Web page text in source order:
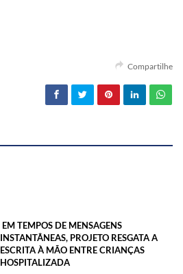
Compartilhe
EM TEMPOS DE MENSAGENS
INSTANTÂNEAS, PROJETO RESGATA A
ESCRITA À MÃO ENTRE CRIANÇAS
HOSPITALIZADA